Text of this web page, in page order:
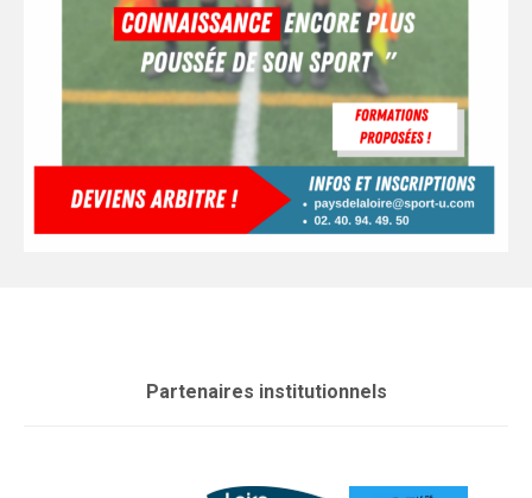
Partenaires institutionnels